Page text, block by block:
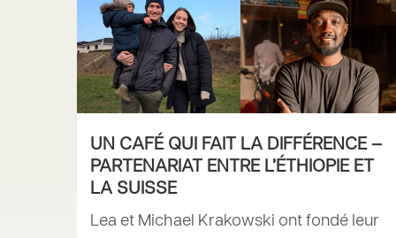
UN CAFÉ QUI FAIT LA DIFFÉRENCE –
PARTENARIAT ENTRE L’ÉTHIOPIE ET
LA SUISSE
Lea et Michael Krakowski ont fondé leur